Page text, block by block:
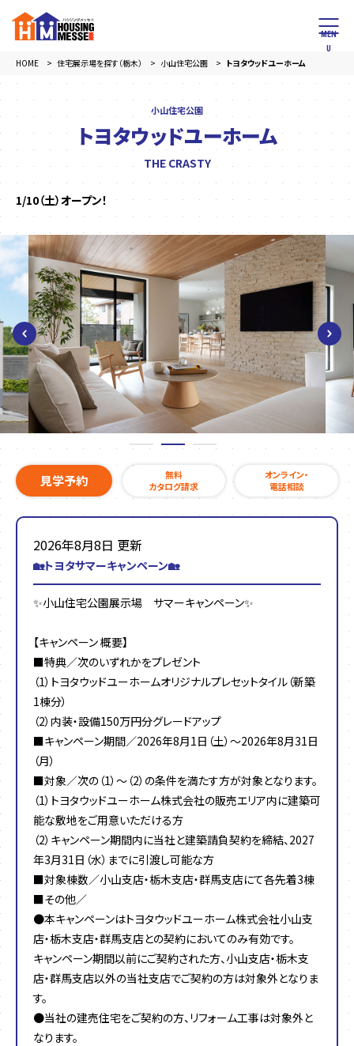
HOME 住宅展示場を探す（栃木） 小山住宅公園 トヨタウッドユーホーム
小山住宅公園
トヨタウッドユーホーム
THE CRASTY
1/10（土）オープン！
見学予約
無料
カタログ請求
オンライン・
電話相談
2026年8月8日 更新
🏡トヨタサマーキャンペーン🏡
✨小山住宅公園展示場 サマーキャンペーン✨
【キャンペーン 概要】
■特典／次のいずれかをプレゼント
（1）トヨタウッドユーホームオリジナルプレセットタイル（新築
1棟分）
（2）内装・設備150万円分グレードアップ
■キャンペーン期間／2026年8月1日（土）～2026年8月31日
（月）
■対象／次の（1）～（2）の条件を満たす方が対象となります。
（1）トヨタウッドユーホーム株式会社の販売エリア内に建築可
能な敷地をご用意いただける方
（2）キャンペーン期間内に当社と建築請負契約を締結、2027
年3月31日（水）までに引渡し可能な方
■対象棟数／小山支店・栃木支店・群馬支店にて各先着3棟
■その他／
●本キャンペーンはトヨタウッドユーホーム株式会社小山支
店・栃木支店・群馬支店との契約においてのみ有効です。
キャンペーン期間以前にご契約された方、小山支店・栃木支
店・群馬支店以外の当社支店でご契約の方は対象外となりま
す。
●当社の建売住宅をご契約の方、リフォーム工事は対象外と
なります。